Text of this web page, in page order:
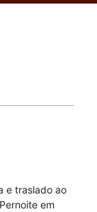
e traslado ao
em